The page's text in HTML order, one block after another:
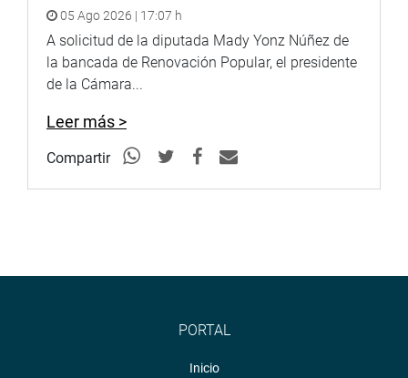
05 Ago 2026 | 17:07 h
A solicitud de la diputada Mady Yonz Núñez de
la bancada de Renovación Popular, el presidente
de la Cámara...
Leer más >
Compartir
PORTAL
Inicio